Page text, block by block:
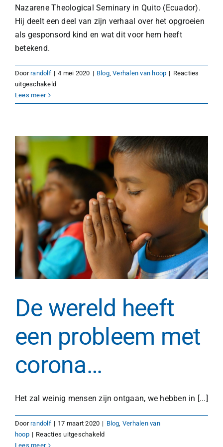
Nazarene Theological Seminary in Quito (Ecuador).
Hij deelt een deel van zijn verhaal over het opgroeien
als gesponsord kind en wat dit voor hem heeft
betekend.
Doorrandolf | 4 mei 2020 | Blog,Verhalen van hoop | Reacties
uitgeschakeldvoor
het
David
veranderde
door
het
Kinderadoptieplan!
Lees meer
De wereld heeft
een probleem met
corona…
Het zal weinig mensen zijn ontgaan, we hebben in [...]
Doorrandolf | 17 maart 2020 | Blog, Verhalen van
hoop | Reacties uitgeschakeldvoor
Lees meer